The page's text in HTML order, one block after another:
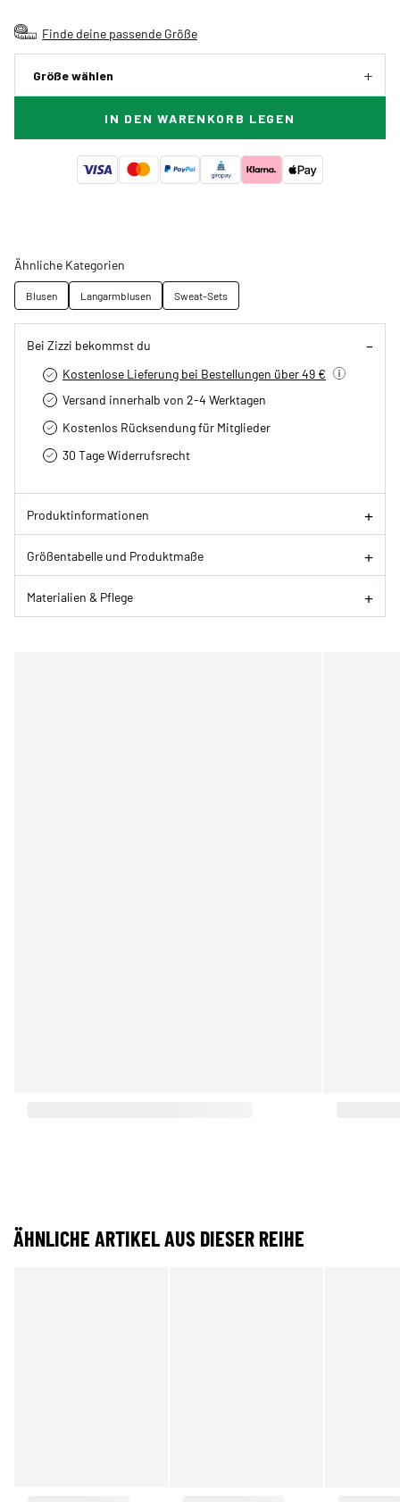
Finde deine passende Größe
Größe wählen
IN DEN WARENKORB LEGEN
Ähnliche Kategorien
Blusen Langarmblusen Sweat-Sets
Bei Zizzi bekommst du
Kostenlose Lieferung bei Bestellungen über 49 €
Versand innerhalb von 2-4 Werktagen
Kostenlos Rücksendung für Mitglieder
30 Tage Widerrufsrecht
Produktinformationen
Größentabelle und Produktmaße
Materialien & Pflege
ÄHNLICHE ARTIKEL AUS DIESER REIHE